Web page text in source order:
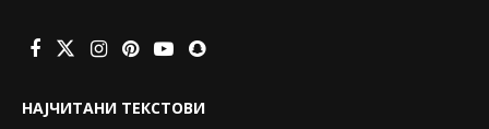
НАЈЧИТАНИ ТЕКСТОВИ